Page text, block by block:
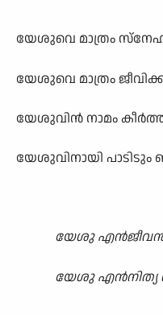
യേശുവെ മാത്രം
യേശുവെ മാത്രം
യേശുവിൻ നാമം
യേശുവിനായി
യേശു
യേശു എൻനിത്യ